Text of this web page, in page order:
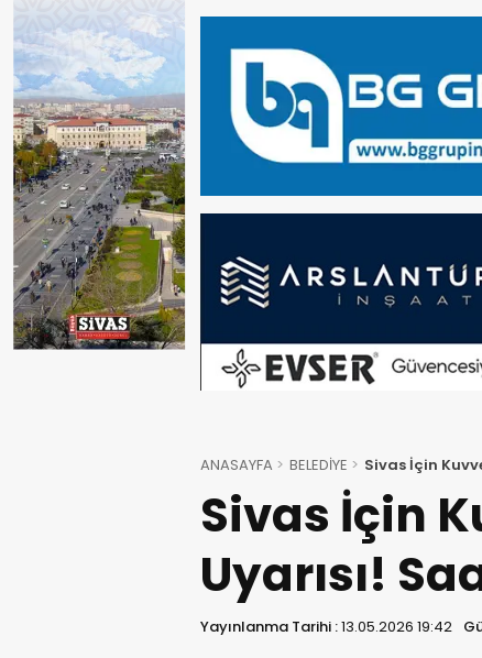
ANASAYFA BELEDİYE Sivas İçin
Sivas İçin
Uyarısı!
Yayınlanma Tarihi :13.05.2026 19:42